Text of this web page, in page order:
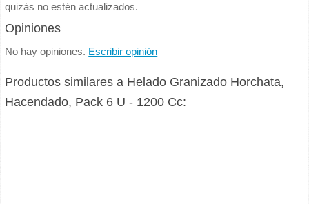
quizás no estén actualizados.
Opiniones
No hay opiniones. Escribir opinión
Productos similares a Helado Granizado Horchata,
Hacendado, Pack 6 U - 1200 Cc: